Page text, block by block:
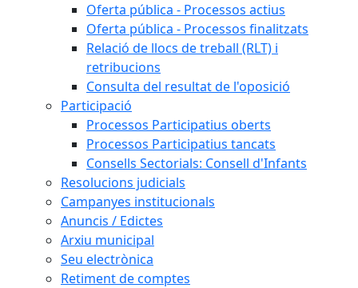
Oferta pública - Processos actius
Oferta pública - Processos finalitzats
Relació de llocs de treball (RLT) i
retribucions
Consulta del resultat de l'oposició
Participació
Processos Participatius oberts
Processos Participatius tancats
Consells Sectorials: Consell d'Infants
Resolucions judicials
Campanyes institucionals
Anuncis / Edictes
Arxiu municipal
Seu electrònica
Retiment de comptes